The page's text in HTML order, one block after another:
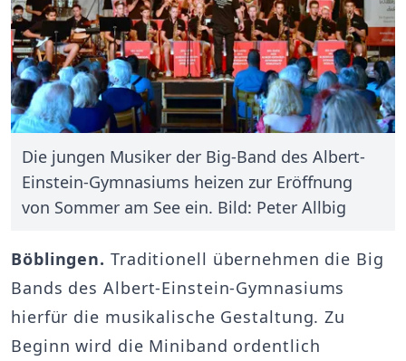
Die jungen Musiker der Big-Band des Albert-
Einstein-Gymnasiums heizen zur Eröffnung
von Sommer am See ein. Bild: Peter Allbig
Böblingen. Traditionell übernehmen die Big
Bands des Albert-Einstein-Gymnasiums
hierfür die musikalische Gestaltung. Zu
Beginn wird die Miniband ordentlich